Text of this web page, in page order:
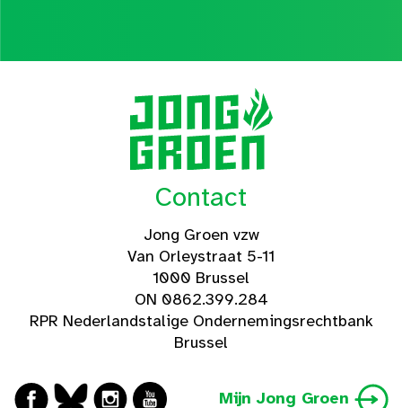
Contact
Jong Groen vzw
Van Orleystraat 5-11
1000 Brussel
ON 0862.399.284
RPR Nederlandstalige Ondernemingsrechtbank
Brussel
Mijn Jong Groen